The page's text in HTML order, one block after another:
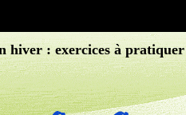
hiver : exercices à